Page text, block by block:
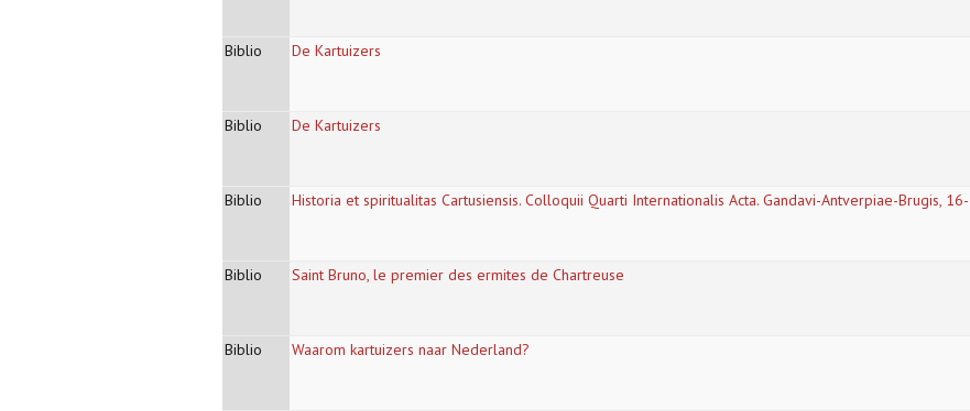
Biblio
De Kartuizers
Biblio
De Kartuizers
Biblio
Historia et spiritualitas Cartusiensis. Colloquii Quarti Internationalis Acta. Gandavi-Antverpiae-Brugis,
Biblio
Saint Bruno, le premier des ermites de Chartreuse
Biblio
Waarom kartuizers naar Nederland?